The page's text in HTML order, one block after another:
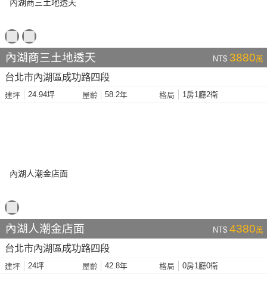
內湖商三土地透天 NT$ 3880萬
台北市內湖區成功路四段
建坪 24.94坪 屋齡 58.2年 格局 1房1廳2衛
內湖人潮金店面 NT$ 4380萬
台北市內湖區成功路四段
建坪 24坪 屋齡 42.8年 格局 0房1廳0衛